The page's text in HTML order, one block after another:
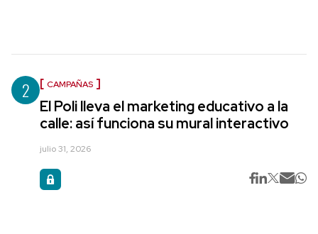
2 CAMPAÑAS
El Poli lleva el marketing educativo a la
calle: así funciona su mural interactivo
julio 31, 2026